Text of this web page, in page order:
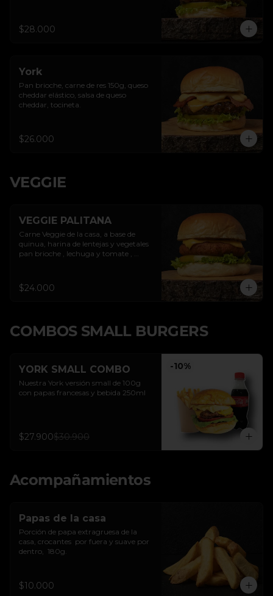
$28.000
York
Pan brioche, carne de res 150g, queso
cheddar elástico, salsa de queso
cheddar, tocineta.
$26.000
VEGGIE
VEGGIE PALITANA
Carne Veggie de la casa, a base de
quinua, harina de lentejas y vegetales
pan brioche , lechuga y tomate ,
cebollitas caramelizadas- Piñas
artesanales)
$24.000
COMBOS SMALL BURGERS
-10%
YORK SMALL COMBO
Nuestra York versión small de 100g
con papas francesas y bebida 250ml
$27.900$30.900
Acompañamientos
Papas de la casa
Porción de papa extragruesa de la
casa, crocantes  por fuera y suave por
dentro,  180g.
$10.000